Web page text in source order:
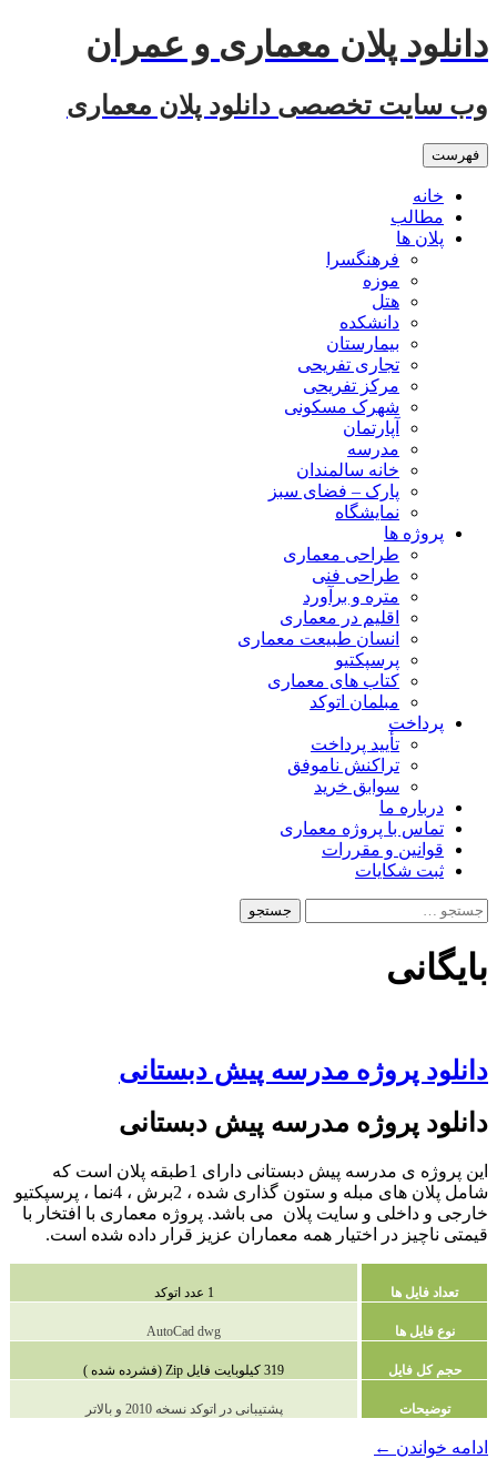
رفتن
به
دانلود پلان معماری و عمران
وب سایت تخصصی دانلود پلان معماری
فهرست
خانه
مطالب
پلان ها
فرهنگسرا
موزه
هتل
دانشکده
بیمارستان
تجاری تفریحی
مرکز تفریحی
شهرک مسکونی
آپارتمان
مدرسه
خانه سالمندان
پارک – فضای سبز
نمایشگاه
پروژه ها
طراحی معماری
طراحی فنی
متره و برآورد
اقلیم در معماری
انسان طبیعت معماری
پرسپکتیو
کتاب های معماری
مبلمان اتوکد
پرداخت
تأیید پرداخت
تراکنش ناموفق
سوابق خرید
درباره ما
تماس با پروژه معماری
قوانین و مقررات
ثبت شکایات
جستجو
برای:
بایگانی
دانلود پروژه مدرسه پیش دبستانی
دانلود پروژه مدرسه پیش دبستانی
این پروژه ی مدرسه پیش دبستانی دارای 1طبقه پلان است که
شامل پلان های مبله و ستون گذاری شده ، 2برش ، 4نما ، پرسپکتیو
خارجی و داخلی و سایت پلان می باشد. پروژه معماری با افتخار با
قیمتی ناچیز در اختیار همه معماران عزیز قرار داده شده است.
تعداد فایل ها 1 عدد اتوکد
نوع فایل ها AutoCad dwg
حجم کل فایل 319 کیلوبایت فایل Zip (فشرده شده )
توضیحات پشتیبانی در اتوکد نسخه 2010 و بالاتر
ادامه خواندن دانلود
←